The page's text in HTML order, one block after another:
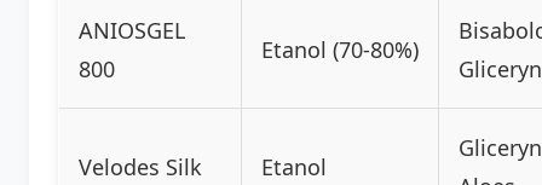
ANIOSGEL
800
Etanol (70-80%)
Velodes Silk Etanol